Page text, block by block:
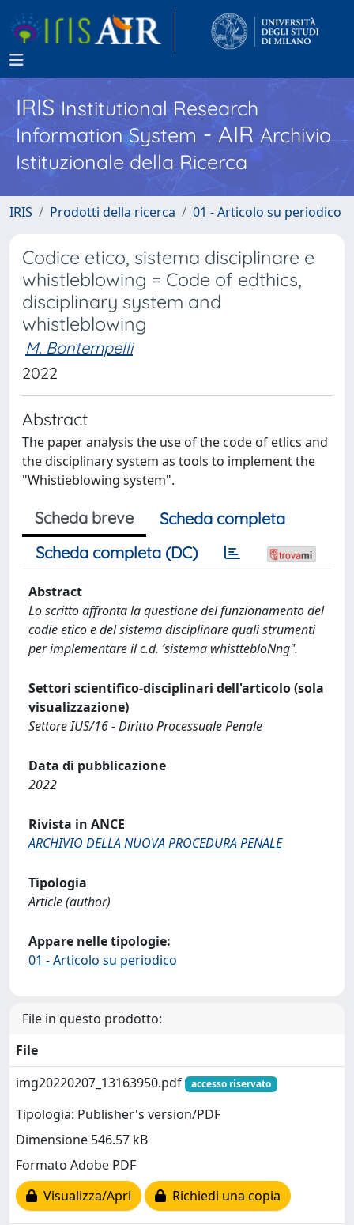
IRISInstitutional Research
Information System - AIR Archivio
Istituzionale della Ricerca
IRIS Prodotti della ricerca 01 - Articolo su periodico
Codice etico, sistema disciplinare e
whistleblowing = Code of edthics,
disciplinary system and
whistleblowing
M. Bontempelli
2022
Abstract
The paper analysis the use of the code of etlics and
the disciplinary system as tools to implement the
"Whistieblowing system".
Scheda breve
Scheda completa
Scheda completa (DC)
Abstract
Lo scritto affronta la questione del funzionamento del
codie etico e del sistema disciplinare quali strumenti
per implementare il c.d. ‘sistema whisttebloNng".
Settori scientifico-disciplinari dell'articolo (sola
visualizzazione)
Settore IUS/16 - Diritto Processuale Penale
Data di pubblicazione
2022
Rivista in ANCE
ARCHIVIO DELLA NUOVA PROCEDURA PENALE
Tipologia
Article (author)
Appare nelle tipologie:
01 - Articolo su periodico
File in questo prodotto:
File
img20220207_13163950.pdf
accesso riservato
Tipologia: Publisher's version/PDF
Dimensione 546.57 kB
Formato Adobe PDF
Visualizza/Apri
Richiedi una copia